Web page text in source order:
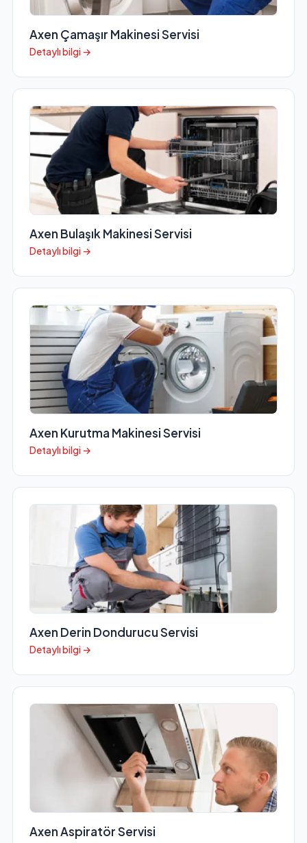
Axen Çamaşır Makinesi Servisi
Detaylı bilgi →
Axen Bulaşık Makinesi Servisi
Detaylı bilgi →
Axen Kurutma Makinesi Servisi
Detaylı bilgi →
Axen Derin Dondurucu Servisi
Detaylı bilgi →
Axen Aspiratör Servisi